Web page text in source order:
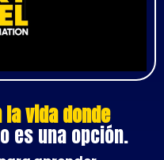
la vida donde
es una opción.